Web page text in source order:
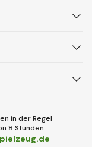
in der Regel
8 Stunden